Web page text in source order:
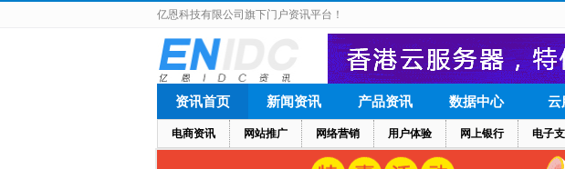
亿恩科技有限公司旗下门户资讯平台！
资讯首页
电商资讯 网站推广 网络营销 用户体验 网上银行 电子
新闻资讯 产品资讯 数据中心 云